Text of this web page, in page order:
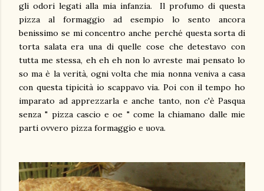
gli odori legati alla mia infanzia. Il profumo di questa
pizza al formaggio ad esempio lo sento ancora
benissimo se mi concentro anche perché questa sorta di
torta salata era una di quelle cose che detestavo con
tutta me stessa, eh eh eh non lo avreste mai pensato lo
so ma è la verità, ogni volta che mia nonna veniva a casa
con questa tipicità io scappavo via. Poi con il tempo ho
imparato ad apprezzarla e anche tanto, non c'è Pasqua
senza " pizza cascio e oe " come la chiamano dalle mie
parti ovvero pizza formaggio e uova.